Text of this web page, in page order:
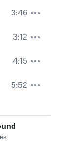
3:46
3:12
4:15
5:52